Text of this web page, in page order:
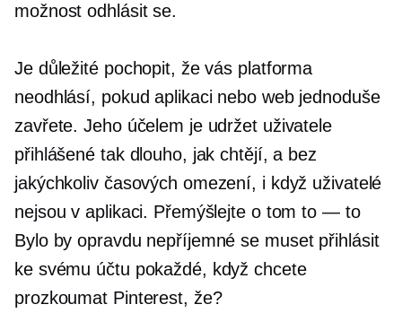
možnost odhlásit se.
Je důležité pochopit, že vás platforma
neodhlásí, pokud aplikaci nebo web jednoduše
zavřete. Jeho účelem je udržet uživatele
přihlášené tak dlouho, jak chtějí, a bez
jakýchkoliv časových omezení, i když uživatelé
nejsou v aplikaci. Přemýšlejte o tomto — to
Bylo by opravdu nepříjemné se muset přihlásit
ke svému účtu pokaždé, když chcete
prozkoumat Pinterest, že?